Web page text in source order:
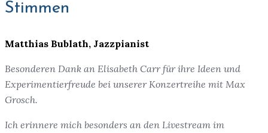
Stimmen
Matthias Bublath, Jazzpianist
Besonderen Dank an Elisabeth Carr für ihre Ideen und
Experimentierfreude bei unserer Konzertreihe mit Max
Grosch.
Ich erinnere mich besonders an den Livestream im